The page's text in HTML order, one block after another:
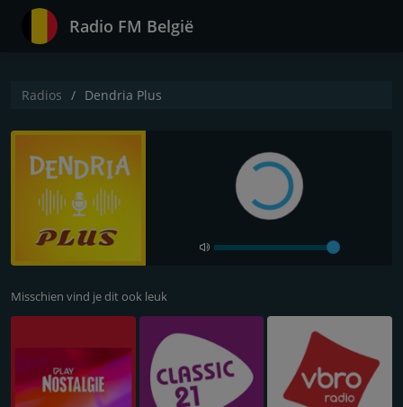
Radio FM België
Radios Dendria Plus
Misschien vind je dit ook leuk